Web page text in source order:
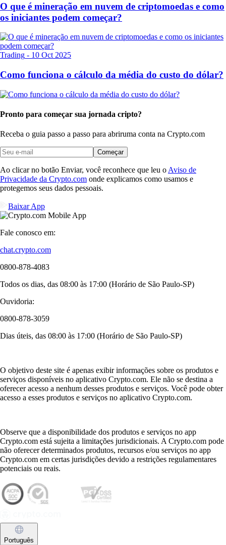
O que é mineração em nuvem de criptomoedas e como
os iniciantes podem começar?
Trading - 10 Oct 2025
Como funciona o cálculo da média do custo do dólar?
Pronto para começar sua jornada cripto?
Receba o guia passo a passo para abriruma conta na Crypto.com
Começar
Ao clicar no botão Enviar, você reconhece que leu o Aviso de
Privacidade da Crypto.com onde explicamos como usamos e
protegemos seus dados pessoais.
Baixar App
Fale conosco em:
chat.crypto.com
0800-878-4083
Todos os dias, das 08:00 às 17:00 (Horário de São Paulo-SP)
Ouvidoria:
0800-878-3059
Dias úteis, das 08:00 às 17:00 (Horário de São Paulo-SP)
O objetivo deste site é apenas exibir informações sobre os produtos e
serviços disponíveis no aplicativo Crypto.com. Ele não se destina a
oferecer acesso a nenhum desses produtos e serviços. Você pode obter
acesso a esses produtos e serviços no aplicativo Crypto.com.
Observe que a disponibilidade dos produtos e serviços no app
Crypto.com está sujeita a limitações jurisdicionais. A Crypto.com pode
não oferecer determinados produtos, recursos e/ou serviços no app
Crypto.com em certas jurisdições devido a restrições regulamentares
potenciais ou reais.
Português